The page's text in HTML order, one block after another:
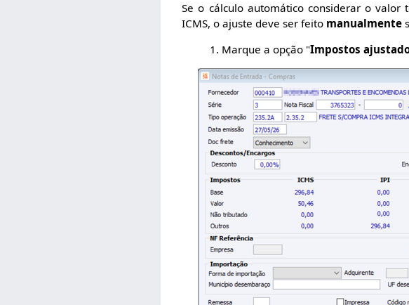
Se o cálculo automático considerar o
ICMS, o ajuste deve ser feito manualmente
1. Marque a opção "Impostos